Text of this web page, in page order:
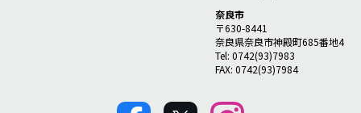
奈良市
〒630-8441
奈良県奈良市神殿町685番地4
Tel: 0742(93)7983
FAX: 0742(93)7984